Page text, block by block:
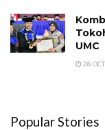
UMC
28
Popular Stories